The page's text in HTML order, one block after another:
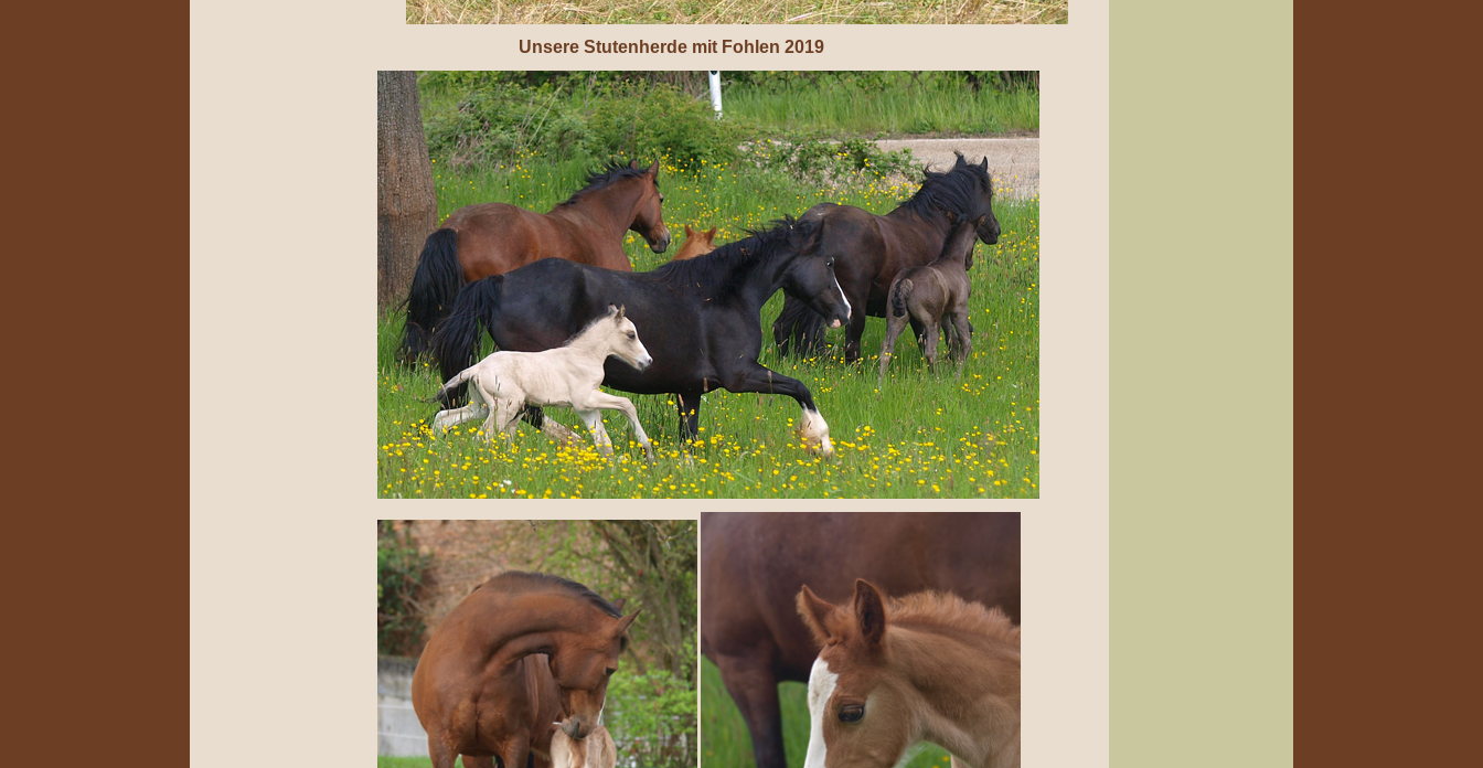
Unsere Stutenherde mit Fohlen 2019